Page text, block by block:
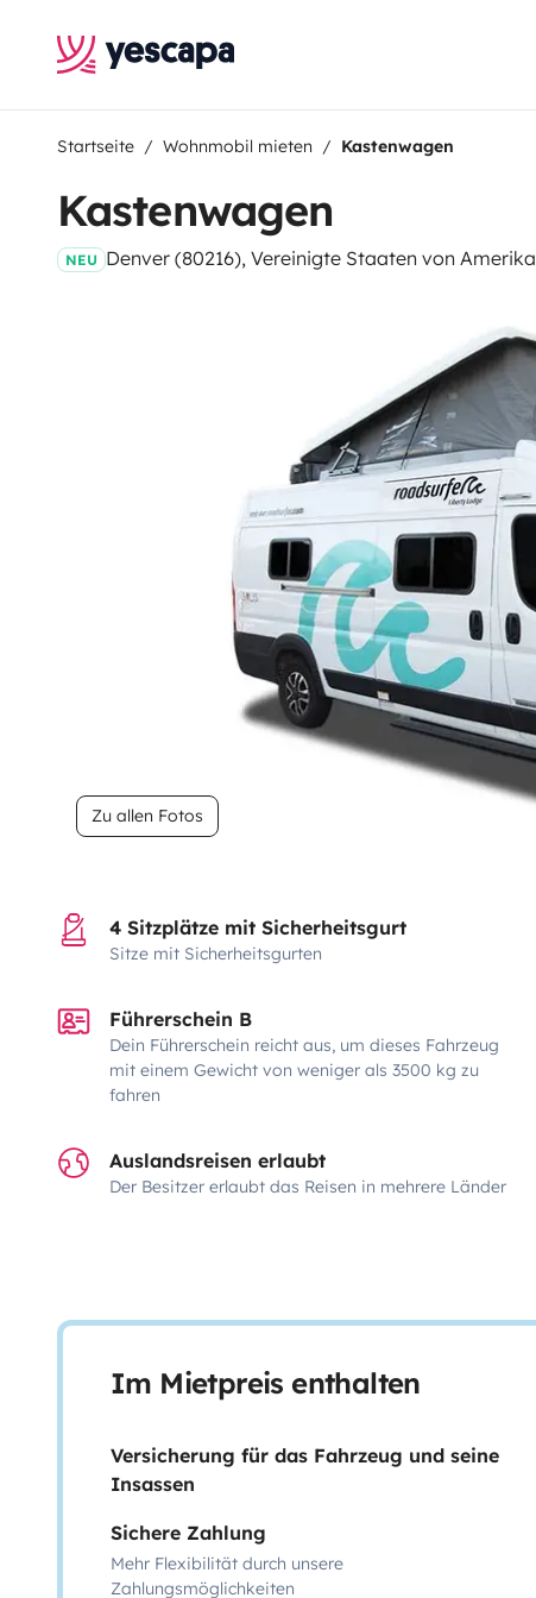
Startseite Wohnmobil mieten Kastenwagen
Kastenwagen
NEU Denver (80216), Vereinigte Staaten von Amerika
Zu allen Fotos
4 Sitzplätze mit Sicherheitsgurt
Sitze mit Sicherheitsgurten
Führerschein B
Dein Führerschein reicht aus, um dieses Fahrzeug
mit einem Gewicht von weniger als 3500 kg zu
fahren
Auslandsreisen erlaubt
Der Besitzer erlaubt das Reisen in mehrere Länder
Im Mietpreis enthalten
Versicherung für das Fahrzeug und seine
Insassen
Sichere Zahlung
Mehr Flexibilität durch unsere
Zahlungsmöglichkeiten